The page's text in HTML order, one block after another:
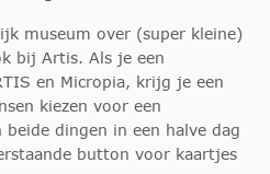
museum over (super kleine)
bij Artis. Als je een
en Micropia, krijg je een
kiezen voor een
dingen in een halve dag
button voor kaartjes